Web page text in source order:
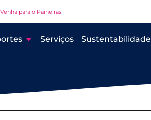
Venha para o Paineiras!
Serviços Sustentabilidade